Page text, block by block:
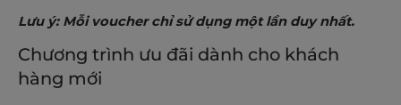
Lưu ý: Mỗi voucher chỉ sử dụng một lần duy nhất.
Chương trình ưu đãi dành cho khách
hàng mới